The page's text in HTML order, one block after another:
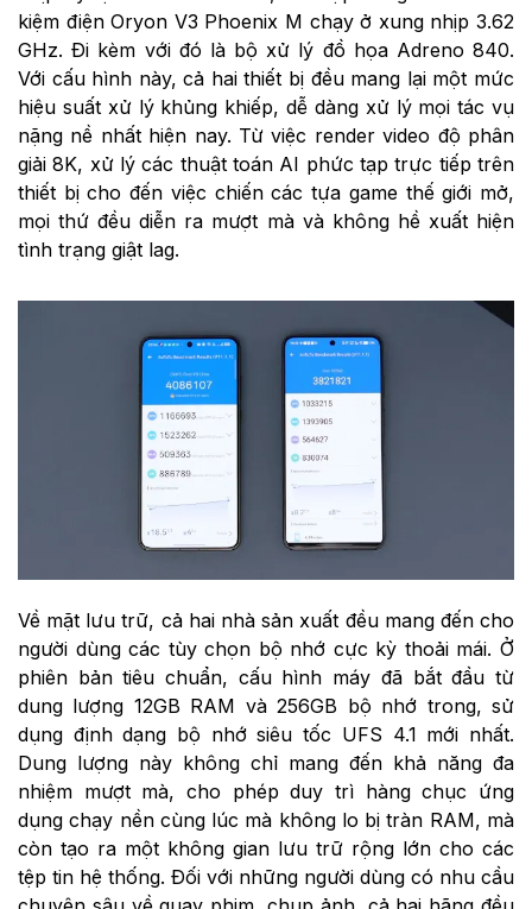
kiệm điện Oryon V3 Phoenix M chạy ở xung nhịp 3.62
GHz. Đi kèm với đó là bộ xử lý đồ họa Adreno 840.
Với cấu hình này, cả hai thiết bị đều mang lại một mức
hiệu suất xử lý khủng khiếp, dễ dàng xử lý mọi tác vụ
nặng nề nhất hiện nay. Từ việc render video độ phân
giải 8K, xử lý các thuật toán AI phức tạp trực tiếp trên
thiết bị cho đến việc chiến các tựa game thế giới mở,
mọi thứ đều diễn ra mượt mà và không hề xuất hiện
tình trạng giật lag.
Về mặt lưu trữ, cả hai nhà sản xuất đều mang đến cho
người dùng các tùy chọn bộ nhớ cực kỳ thoải mái. Ở
phiên bản tiêu chuẩn, cấu hình máy đã bắt đầu từ
dung lượng 12GB RAM và 256GB bộ nhớ trong, sử
dụng định dạng bộ nhớ siêu tốc UFS 4.1 mới nhất.
Dung lượng này không chỉ mang đến khả năng đa
nhiệm mượt mà, cho phép duy trì hàng chục ứng
dụng chạy nền cùng lúc mà không lo bị tràn RAM, mà
còn tạo ra một không gian lưu trữ rộng lớn cho các
tệp tin hệ thống. Đối với những người dùng có nhu cầu